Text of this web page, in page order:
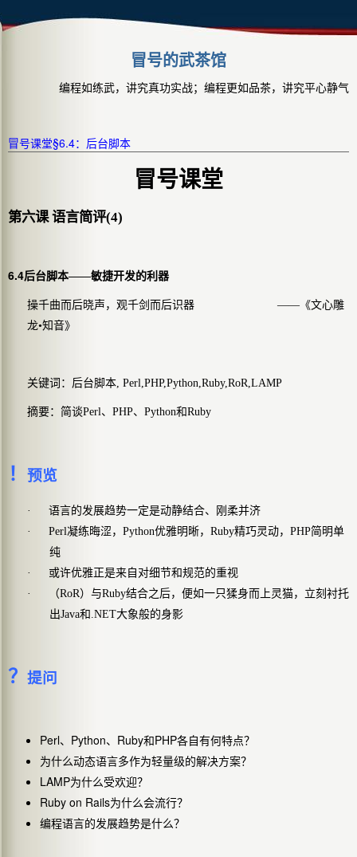
冒号的武茶馆
编程如练武，讲究真功实战；编程更如品茶，讲究平心静气
冒号课堂§6.4：后台脚本
冒号课堂
第六课 语言简评(4)
6.4后台脚本——敏捷开发的利器
操千曲而后晓声，观千剑而后识器
——《文心雕
龙•知音》
关键词：后台脚本 , Perl,PHP,Python,Ruby,RoR,LAMP
摘要：简谈Perl、 PHP、 Python和Ruby
！ 预览
·
语言的发展趋势一定是动静结合、刚柔并济
·
Perl凝练晦涩，Python优雅明晰，Ruby精巧灵动，PHP简明单
纯
·
或许优雅正是来自对细节和规范的重视
·
（RoR）与Ruby结合之后，便如一只猱身而上灵猫，立刻衬托
出Java和.NET大象般的身影
？ 提问
Perl、 Python、 Ruby和PHP各自有何特点？
为什么动态语言多作为轻量级的解决方案？
LAMP为什么受欢迎？
Ruby on Rails为什么会流行？
编程语言的发展趋势是什么？